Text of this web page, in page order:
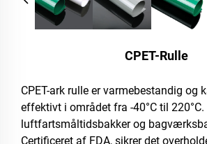
CPET-Rulle
CPET-ark rulle er varmebestandig og
effektivt i området fra -40°C til 220°C.
luftfartsmåltidsbakker og
Certificeret af FDA, sikrer det